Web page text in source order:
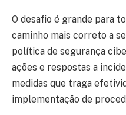
O desafio é grande para
caminho mais correto a
política de segurança
ações e respostas a
medidas que traga
implementação de